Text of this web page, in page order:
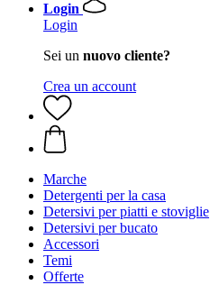
Login
Login
Sei un nuovo cliente?
Crea un account
Marche
Detergenti per la casa
Detersivi per piatti e stoviglie
Detersivi per bucato
Accessori
Temi
Offerte